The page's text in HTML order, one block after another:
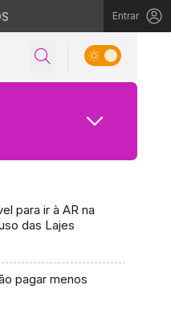
Entrar
para ir à AR na
das Lajes
pagar menos